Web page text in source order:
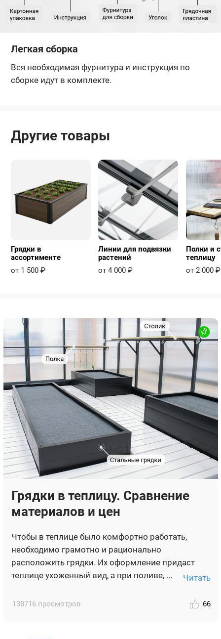
Легкая сборка
Вся необходимая фурнитура и инструкция по
сборке идут в комплекте.
Другие товары
Грядки в
ассортименте
от 1 500 ₽
Линии для подвязки
растений
от 4 000 ₽
Полки и
теплицу
от 2 000 ₽
Грядки в теплицу. Сравнение
материалов и цен
Чтобы в теплице было комфортно работать,
необходимо грамотно и рационально
расположить грядки. Их оформление придаст
теплице ухоженный вид, а при поливе, ...
Читать
138716 просмотров 66